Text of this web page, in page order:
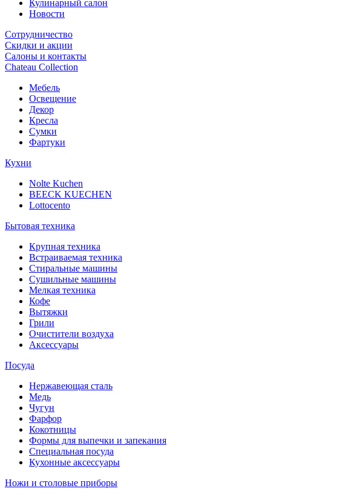
Кулинарный салон
Новости
Сотрудничество
Скидки и акции
Салоны и контакты
Chateau Collection
Мебель
Освещение
Декор
Кресла
Сумки
Фартуки
Кухни
Nolte Kuchen
BEECK KUECHEN
Lottocento
Бытовая техника
Крупная техника
Встраиваемая техника
Стиральные машины
Сушильные машины
Мелкая техника
Кофе
Вытяжки
Грили
Очистители воздуха
Аксессуары
Посуда
Нержавеющая сталь
Медь
Чугун
Фарфор
Кокотницы
Формы для выпечки и запекания
Специальная посуда
Кухонные аксессуары
Ножи и столовые приборы